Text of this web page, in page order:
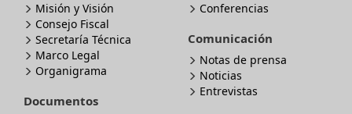
Misión y Visión
Consejo Fiscal
Secretaría Técnica
Marco Legal
Organigrama
Documentos
Conferencias
Comunicación
Notas de prensa
Noticias
Entrevistas